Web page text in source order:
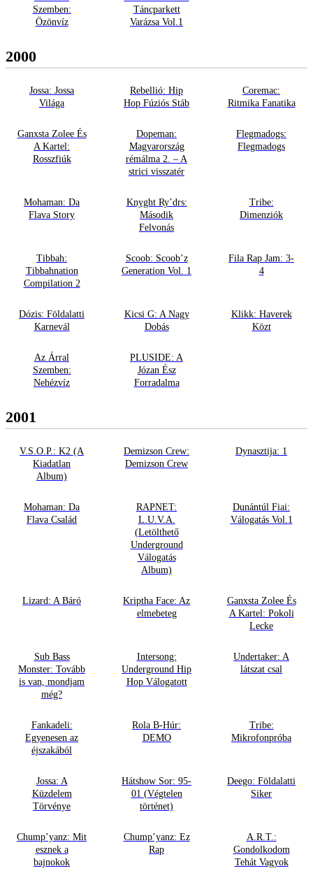
Szemben:
Özönvíz
Táncparkett
Varázsa Vol.1
2000
Jossa: Jossa
Világa
Rebellió: Hip
Hop Fúziós Stáb
Coremac:
Ritmika Fanatika
Ganxsta Zolee És
A Kartel:
Rosszfiúk
Dopeman:
Magyarország
rémálma 2. – A
strici visszatér
Flegmadogs:
Flegmadogs
Mohaman: Da
Flava Story
Knyght Ry’drs:
Második
Felvonás
Tribe:
Dimenziók
Tibbah:
Tibbahnation
Compilation 2
Scoob: Scoob’z
Generation Vol. 1
Fila Rap Jam: 3-
4
Dózis: Földalatti
Karnevál
Kicsi G: A Nagy
Dobás
Klikk: Haverek
Közt
Az Árral
Szemben:
Nehézvíz
PLUSIDE: A
Józan Ész
Forradalma
2001
V.S.O.P.: K2 (A
Kiadatlan
Album)
Demizson Crew:
Demizson Crew
Dynasztija: 1
Mohaman: Da
Flava Család
RAPNET:
L.U.V.A.
(Letölthető
Underground
Válogatás
Album)
Dunántúl Fiai:
Válogatás Vol.1
Lizard: A Báró
Kriptha Face: Az
elmebeteg
Ganxsta Zolee És
A Kartel: Pokoli
Lecke
Sub Bass
Monster: Tovább
is van, mondjam
még?
Intersong:
Underground Hip
Hop Válogatott
Undertaker: A
látszat csal
Fankadeli:
Egyenesen az
éjszakából
Rola B-Húr:
DEMO
Tribe:
Mikrofonpróba
Jossa: A
Küzdelem
Törvénye
Hátshow Sor: 95-
01 (Végtelen
történet)
Deego: Földalatti
Siker
Chump’yanz: Mit
esznek a
bajnokok
Chump’yanz: Ez
Rap
A.R.T.:
Gondolkodom
Tehát Vagyok